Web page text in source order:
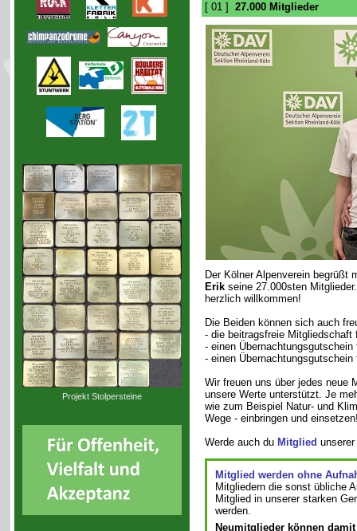
Projekt Stolpersteine
[ 01 ] 27.000 Mitglieder
Der Kölner Alpenverein begrüßt
Erikseine 27.000sten
herzlich willkommen!
Die Beiden können sich auch
- die beitragsfreie Mitgliedschaft
- einen
- einen
Wir freuen uns über jedes neue
unsere Werte unterstützt. Je
wie zum Beispiel Natur- und
Wege - einbringen und
Werde auch du Mitglied
Mitglied werden ohne
Mitgliedern die sonst übliche
Mitglied in unserer starken
werden.
Neumitglieder können